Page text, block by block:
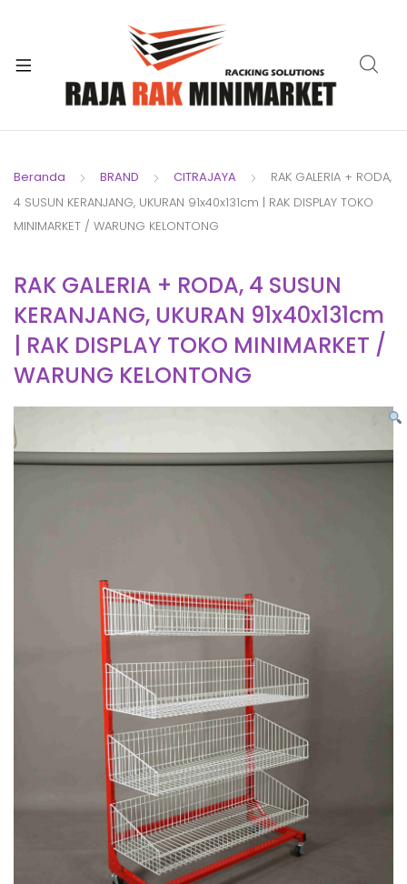
Beranda BRAND CITRAJAYA
RAK GALERIA + RODA,
4 SUSUN KERANJANG, UKURAN 91x40x131cm | RAK DISPLAY TOKO
MINIMARKET / WARUNG KELONTONG
RAK GALERIA + RODA, 4 SUSUN
KERANJANG, UKURAN 91x40x131cm
| RAK DISPLAY TOKO MINIMARKET /
WARUNG KELONTONG